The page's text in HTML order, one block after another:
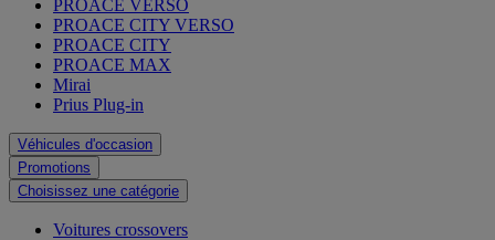
PROACE VERSO
PROACE CITY VERSO
PROACE CITY
PROACE MAX
Mirai
Prius Plug-in
Véhicules d'occasion
Promotions
Choisissez une catégorie
Voitures crossovers